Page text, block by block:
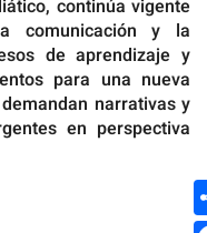
continúa vigente
comunicación y la
de aprendizaje y
para una nueva
narrativas y
en perspectiva